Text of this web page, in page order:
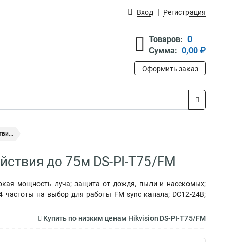
Вход Регистрация
Товаров: 0
Сумма: 0,00 ₽
Оформить заказ
до 75м DS-PI-T75/FM
мощность луча; защита от дождя, пыли и насекомых;
частоты на выбор для работы FM sync канала; DC12-24В;
Купить по низким ценам Hikvision DS-PI-T75/FM